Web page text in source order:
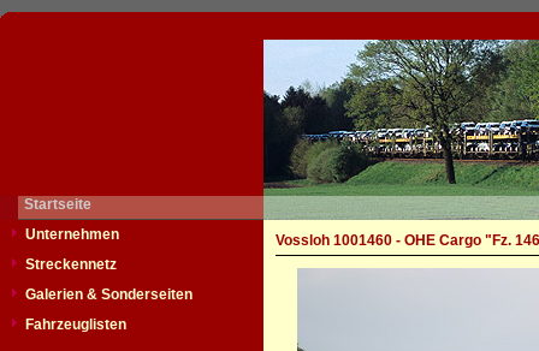
Startseite
Unternehmen
Streckennetz
Galerien & Sonderseiten
Fahrzeuglisten
Vossloh 1001460 - OHE Cargo "Fz.